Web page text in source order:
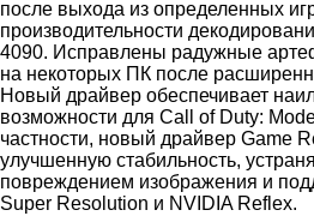
после выхода из определенных
производительности
4090. Исправлены радужные
на некоторых ПК после
Новый драйвер обеспечивает
возможности для Call of Duty:
частности, новый драйвер Game
улучшенную стабильность,
повреждением изображения и
Super Resolution и NVIDIA Reflex.